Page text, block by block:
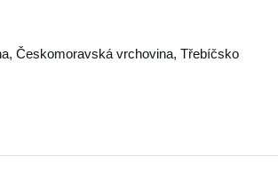
, Českomoravská vrchovina, Třebíčsko